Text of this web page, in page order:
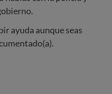
ayuda aunque seas